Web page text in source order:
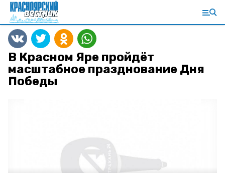
В Красном Яре пройдёт
масштабное празднование Дня
Победы